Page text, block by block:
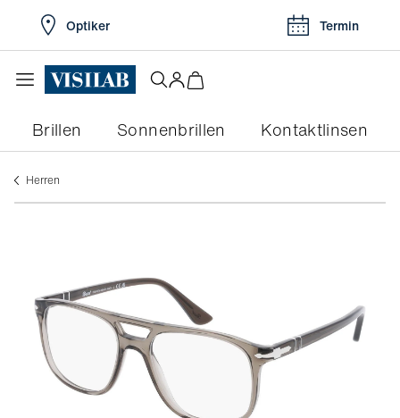
Optiker Termin
Brillen Sonnenbrillen Kontaktlinsen
herren